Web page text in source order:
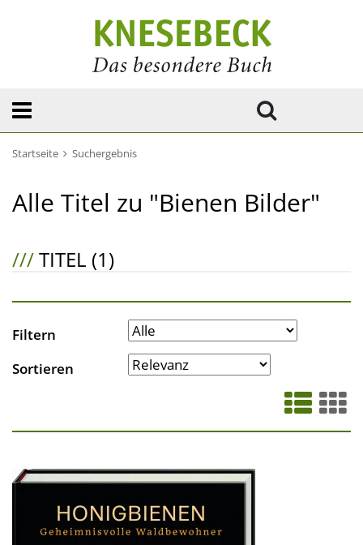
Startseite Suchergebnis
Alle Titel zu "Bienen Bilder"
///TITEL (1)
Filtern
Sortieren